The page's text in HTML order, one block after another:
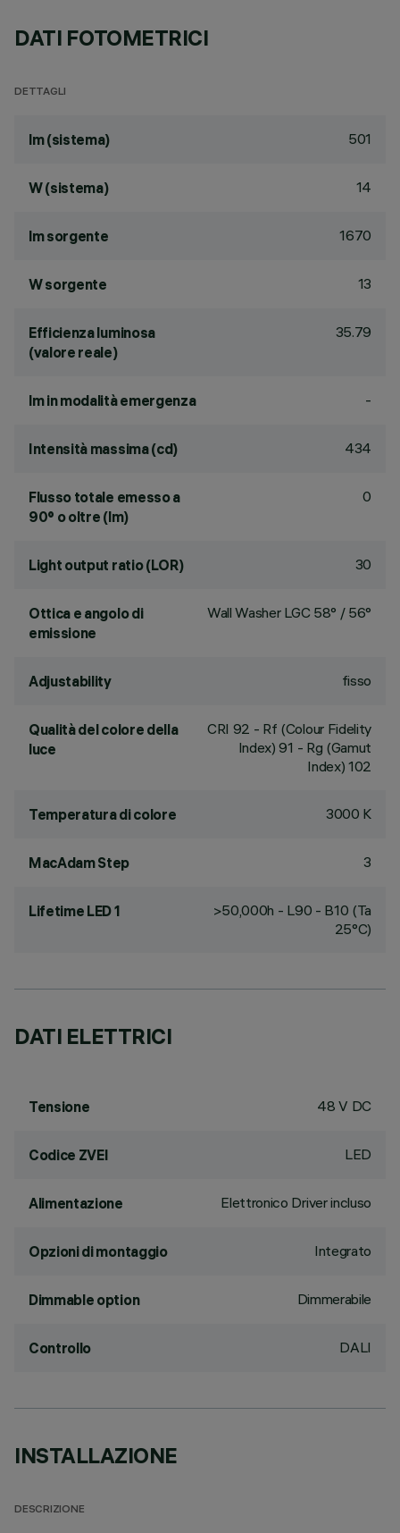
DATI FOTOMETRICI
DETTAGLI
lm (sistema) 501
W (sistema) 14
lm sorgente 1670
W sorgente 13
Efficienza luminosa
(valore reale)
35.79
lm in modalità emergenza -
Intensità massima (cd) 434
Flusso totale emesso a
90° o oltre (lm)
0
Light output ratio (LOR) 30
Ottica e angolo di
emissione
Wall Washer LGC 58° / 56°
Adjustability fisso
Qualità del colore della
luce
CRI 92 - Rf (Colour Fidelity
Index) 91 - Rg (Gamut
Index) 102
Temperatura di colore 3000 K
MacAdam Step 3
Lifetime LED 1
>50,000h - L90 - B10 (Ta
25°C)
DATI ELETTRICI
Tensione 48 V DC
Codice ZVEI LED
Alimentazione Elettronico Driver incluso
Opzioni di montaggio Integrato
Dimmable option Dimmerabile
Controllo DALI
INSTALLAZIONE
DESCRIZIONE